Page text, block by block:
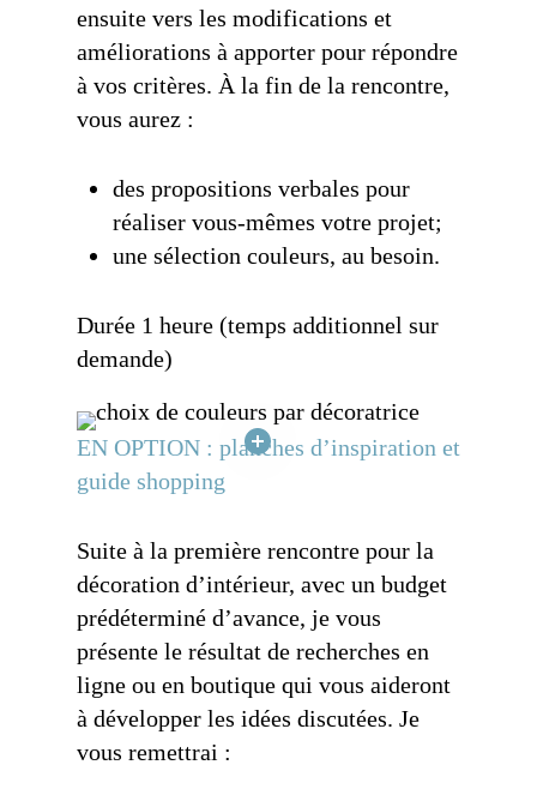
ensuite vers les modifications et
améliorations à apporter pour répondre
à vos critères. À la fin de la rencontre,
vous aurez :
des propositions verbales pour
réaliser vous-mêmes votre projet;
une sélection couleurs, au besoin.
Durée 1 heure (temps additionnel sur
demande)
EN OPTION : planches d’inspiration et
guide shopping
Suite à la première rencontre pour la
décoration d’intérieur, avec un budget
prédéterminé d’avance, je vous
présente le résultat de recherches en
ligne ou en boutique qui vous aideront
à développer les idées discutées. Je
vous remettrai :